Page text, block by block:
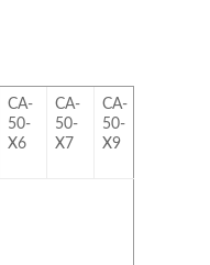
CA-
50-
X6
CA-
50-
X7
CA-
50-
X9